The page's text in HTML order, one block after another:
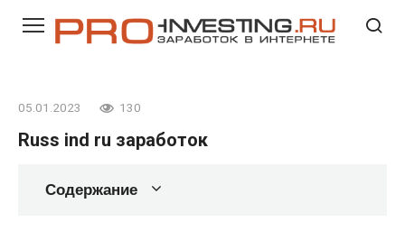
05.01.2023 130
Russ ind ru заработок
Содержание